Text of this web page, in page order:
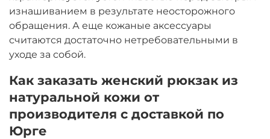
изнашиванием в результате неосторожного
обращения. А еще кожаные аксессуары
считаются достаточно нетребовательными в
уходе за собой.
Как заказать женский рюкзак из
натуральной кожи от
производителя с доставкой по
Юрге